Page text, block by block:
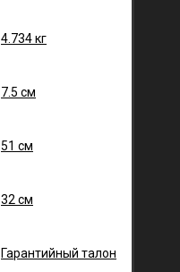
4.734 кг
7.5 см
51 см
32 см
Гарантийный талон